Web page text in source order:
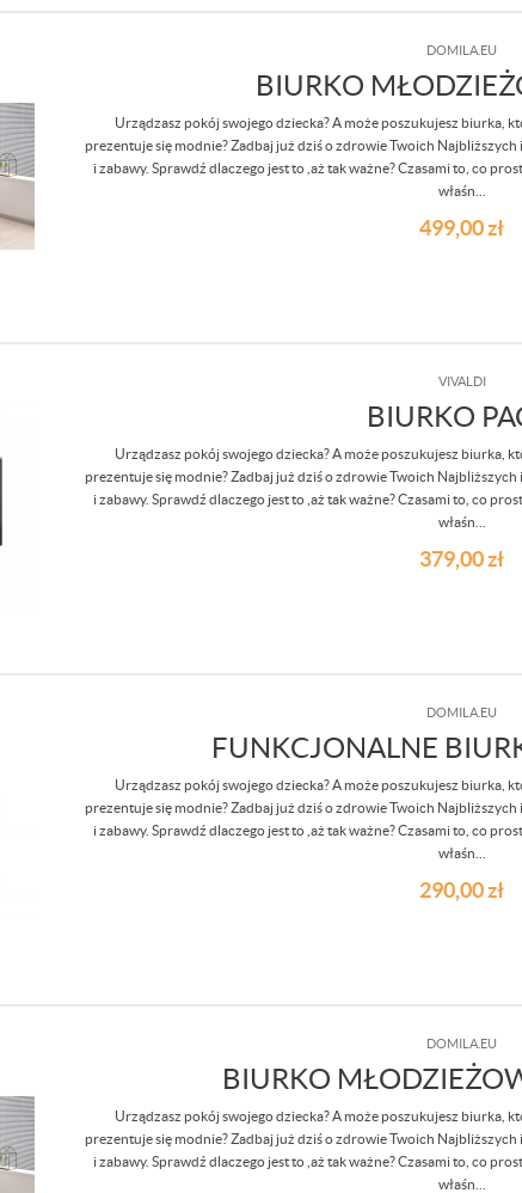
DOMILA.EU
BIURKO
Urządzasz pokój swojego dziecka? A może poszukujesz biurka,
prezentuje się modnie? Zadbaj już dziś o zdrowie Twoich
i zabawy. Sprawdź dlaczego jest to ,aż tak ważne? Czasami to, co
właśn...
499,00zł
VIVALDI
BIURKO
Urządzasz pokój swojego dziecka? A może poszukujesz biurka,
prezentuje się modnie? Zadbaj już dziś o zdrowie Twoich
i zabawy. Sprawdź dlaczego jest to ,aż tak ważne? Czasami to, co
właśn...
379,00zł
DOMILA.EU
FUNKCJONALNE
Urządzasz pokój swojego dziecka? A może poszukujesz biurka,
prezentuje się modnie? Zadbaj już dziś o zdrowie Twoich
i zabawy. Sprawdź dlaczego jest to ,aż tak ważne? Czasami to, co
właśn...
290,00zł
DOMILA.EU
BIURKO
Urządzasz pokój swojego dziecka? A może poszukujesz biurka,
prezentuje się modnie? Zadbaj już dziś o zdrowie Twoich
i zabawy. Sprawdź dlaczego jest to ,aż tak ważne? Czasami to, co
właśn...